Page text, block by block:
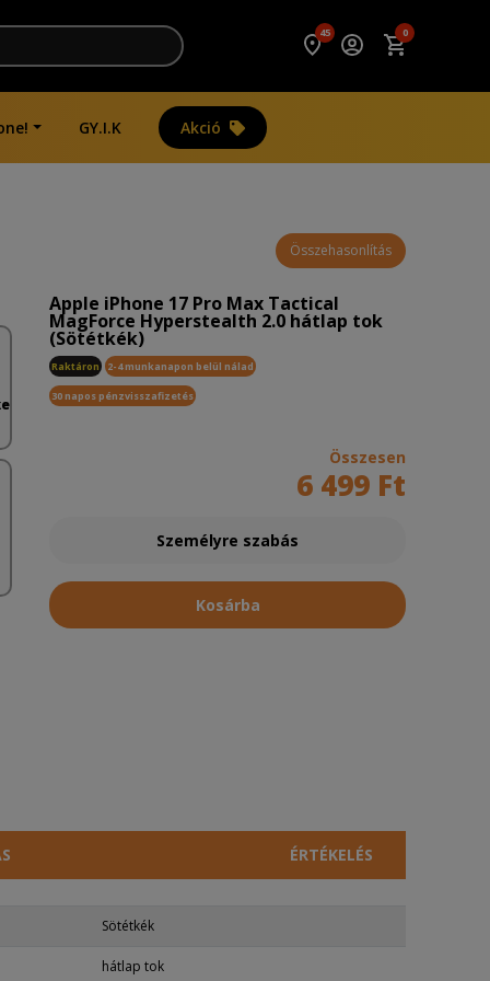
45 0
GY.I.K Akció
Összehasonlítás
Apple iPhone 17 Pro Max Tactical
MagForce Hyperstealth 2.0 hátlap tok
(Sötétkék)
Raktáron 2-4 munkanapon belül nálad
30 napos pénzvisszafizetés
Összesen
6 499 Ft
Személyre szabás
Kosárba
ÉRTÉKELÉS
Sötétkék
hátlap tok